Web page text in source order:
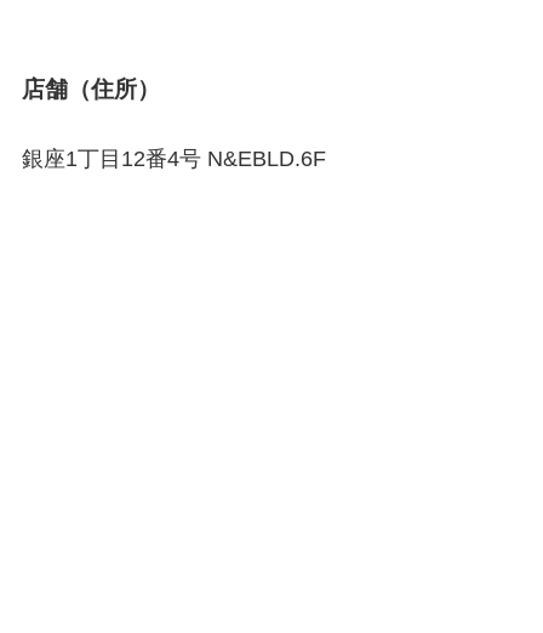
店舗（住所）
銀座1丁目12番4号 N&EBLD.6F